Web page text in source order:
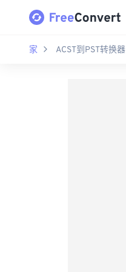
家 ACST到PST转换器